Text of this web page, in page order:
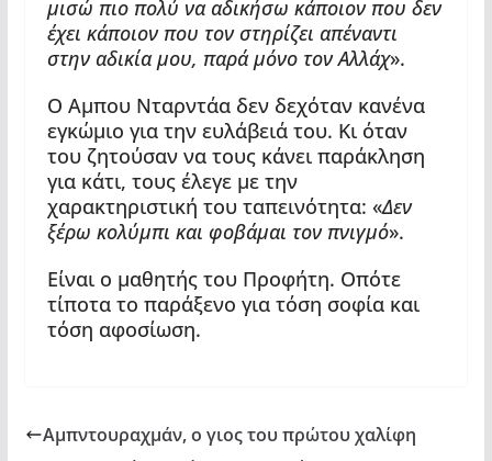
μισώ πιο πολύ να αδικήσω κάποιον που δεν
έχει κάποιον που τον στηρίζει απέναντι
στην αδικία μου, παρά μόνο τον Αλλάχ».
Ο Αμπου Νταρντάα δεν δεχόταν κανένα
εγκώμιο για την ευλάβειά του. Κι όταν
του ζητούσαν να τους κάνει παράκληση
για κάτι, τους έλεγε με την
χαρακτηριστική του ταπεινότητα: «Δεν
ξέρω κολύμπι και φοβάμαι τον πνιγμό».
Είναι ο μαθητής του Προφήτη. Οπότε
τίποτα το παράξενο για τόση σοφία και
τόση αφοσίωση.
Αμπντουραχμάν, ο γιος του πρώτου χαλίφη